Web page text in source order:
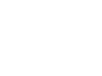
điện tử đến các
quà tặng Dottie trên
sự linh hoạt trong việc
từ thương hiệu này mà
hàng.